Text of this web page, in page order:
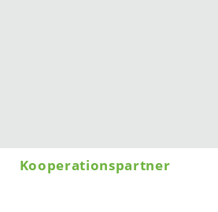
Kooperationspartner